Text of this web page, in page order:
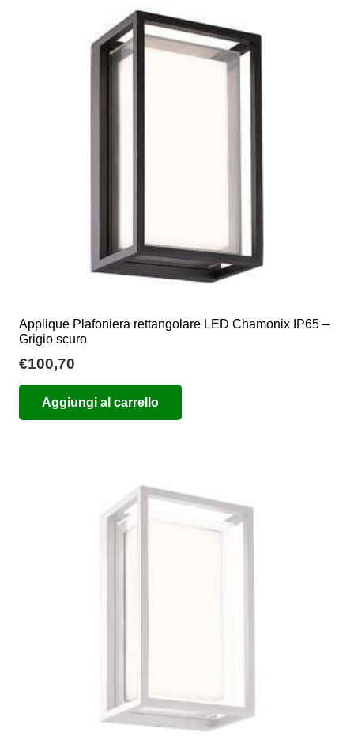
Applique Plafoniera rettangolare LED Chamonix IP65 –
Grigio scuro
€100,70
Aggiungi al carrello